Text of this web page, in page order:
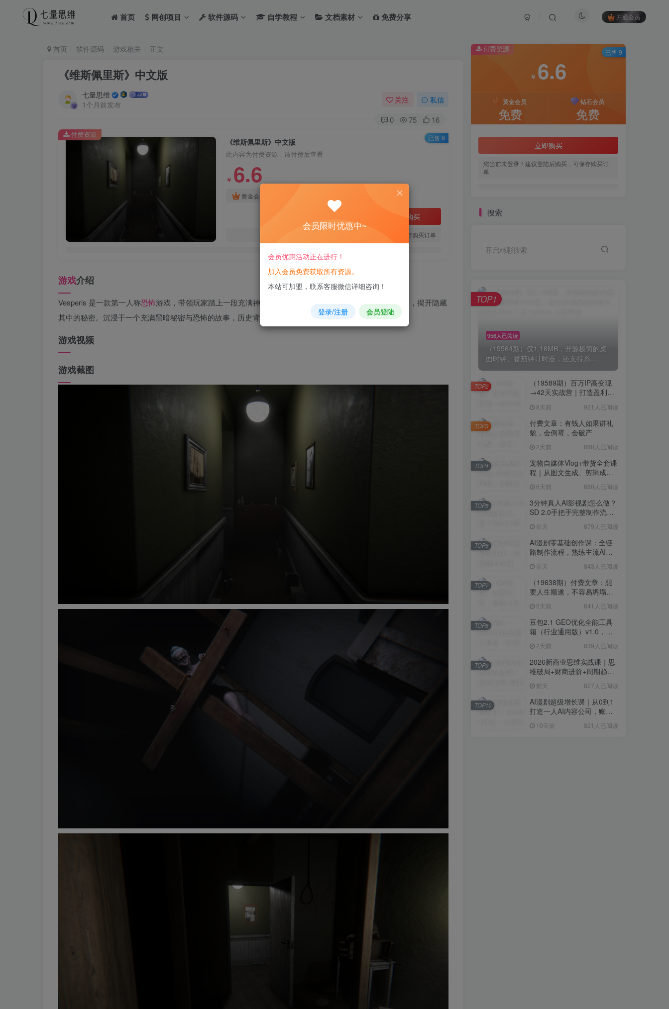
首页 网创项目 软件源码 自学教程 文档素材 免费分享 开通会员
首页 软件源码 游戏相关 正文
《维斯佩里斯》中文版
七量思维
1个月前发布
关注 私信
0 75 16
《维斯佩里斯》中文版
此内容为付费资源，请付费后查看
￥ 6.6
黄金会员
立即购买
您当前未登录！建议登陆后购买，可保存购买订单
付费资源 已售 9
游戏介绍
Vesperis 是一款第一人称恐怖游戏，带领玩家踏上一段充满神秘与恐惧的旅程。探索黑暗的环境，解开谜题，揭开隐藏
其中的秘密。沉浸于一个充满黑暗秘密与恐怖的故事，历史背后藏着种种恐怖。
游戏视频
游戏截图
付费资源
￥ 6.6
黄金会员
免费
钻石会员
免费
立即购买
您当前未登录！建议登陆后购买，可保存购买订
单
已售 9
搜索
开启精彩搜索
956人已阅读
（19564期）仅1.16MB，开源极简的桌
面时钟、番茄钟计时器，还支持系...
TOP1
（19589期）百万IP高变现
→42天实战营｜打造盈利赚
域转化批量成交积累客户案
例
8天前 921人已阅读
TOP2
付费文章：有钱人如果讲礼
貌，会倒霉，会破产
2天前 888人已阅读
TOP3
宠物自媒体Vlog+带货全套课
程｜从图文生成、剪辑成片
6天前 880人已阅读
TOP4
3分钟真人AI影视剧怎么做？
SD 2.0手把手完整制作流程
无限生成
前天 879人已阅读
TOP5
AI漫剧零基础创作课：全链
路制作流程，熟练主流AI工
前天 843人已阅读
TOP6
（19638期）付费文章：想
要人生顺遂，不容易坍塌，
5天前 841人已阅读
TOP7
豆包2.1 GEO优化全能工具
箱（行业通用版）v1.0，会
景 2天前 839人已阅读
TOP8
2026新商业思维实战课｜思
维破局+财商进阶+周期趋势
度解析全体系
前天 827人已阅读
TOP9
AI漫剧超级增长课｜从0到1
打造一人AI内容公司，账号
流程实战
10天前 821人已阅读
TOP10
会员限时优惠中~
会员优惠活动正在进行！
加入会员免费获取所有资源。
本站可加盟，联系客服微信详细咨询！
登录/注册 会员登陆